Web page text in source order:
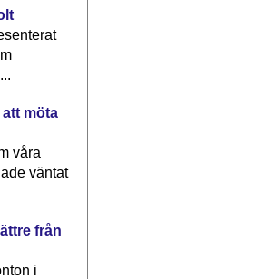
möta
våra
väntat
från
i